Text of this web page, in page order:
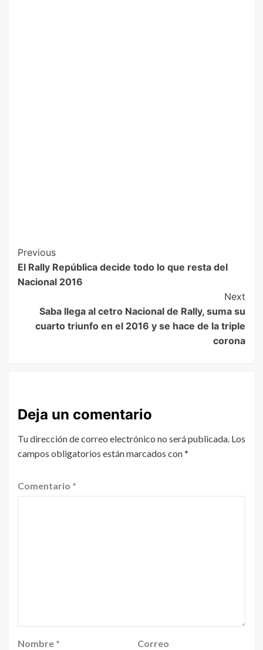
Previous
El Rally República decide todo lo que resta del
Nacional 2016
Next
Saba llega al cetro Nacional de Rally, suma su
cuarto triunfo en el 2016 y se hace de la triple
corona
Deja un comentario
Tu dirección de correo electrónico no será publicada. Los
campos obligatorios están marcados con*
Comentario *
Nombre *
Correo